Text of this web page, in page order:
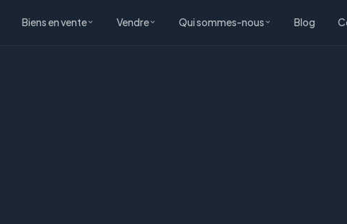
Biens en vente Vendre Qui sommes-nous Blog